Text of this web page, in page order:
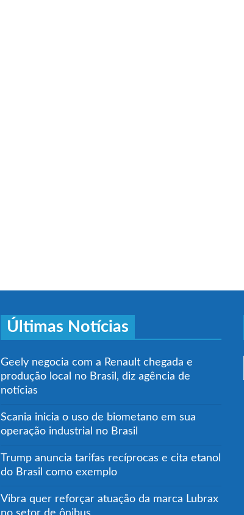
Últimas Notícias
Geely negocia com a Renault chegada e
produção local no Brasil, diz agência de
notícias
Scania inicia o uso de biometano em sua
operação industrial no Brasil
Trump anuncia tarifas recíprocas e cita etanol
do Brasil como exemplo
Vibra quer reforçar atuação da marca Lubrax